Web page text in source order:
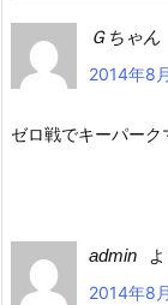
Ｇちゃん
2014年8
ゼロ戦でキーパーク
admin
2014年8